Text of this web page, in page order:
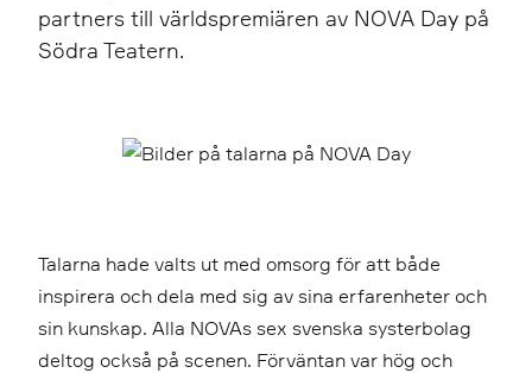
partners till världspremiären av NOVA Day på
Södra Teatern.
Talarna hade valts ut med omsorg för att både
inspirera och dela med sig av sina erfarenheter och
sin kunskap. Alla NOVAs sex svenska systerbolag
deltog också på scenen. Förväntan var hög och